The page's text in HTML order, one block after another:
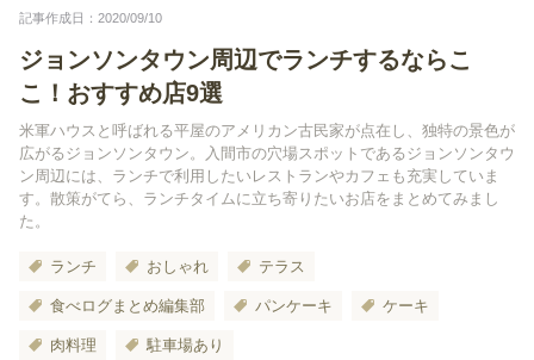
記事作成日：2020/09/10
ジョンソンタウン周辺でランチするならこ
こ！おすすめ店9選
米軍ハウスと呼ばれる平屋のアメリカン古民家が点在し、独特の景色が
広がるジョンソンタウン。入間市の穴場スポットであるジョンソンタウ
ン周辺には、ランチで利用したいレストランやカフェも充実していま
す。散策がてら、ランチタイムに立ち寄りたいお店をまとめてみまし
た。
ランチ おしゃれ テラス
食べログまとめ編集部 パンケーキ ケーキ
肉料理 駐車場あり